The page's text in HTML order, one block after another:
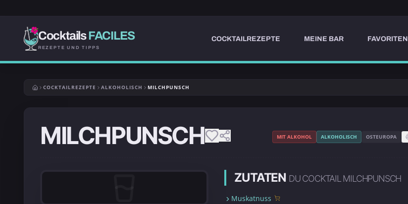
CocktailsFACILES
REZEPTE UND TIPPS
COCKTAILREZEPTE MEINE BAR FAVORITEN
COCKTAILREZEPTE ALKOHOLISCH MILCHPUNSCH
MILCHPUNSCH MIT ALKOHOL ALKOHOLISCH OSTEUROPA
ZUTATEN DU COCKTAIL MILCHPUNSCH
Muskatnuss